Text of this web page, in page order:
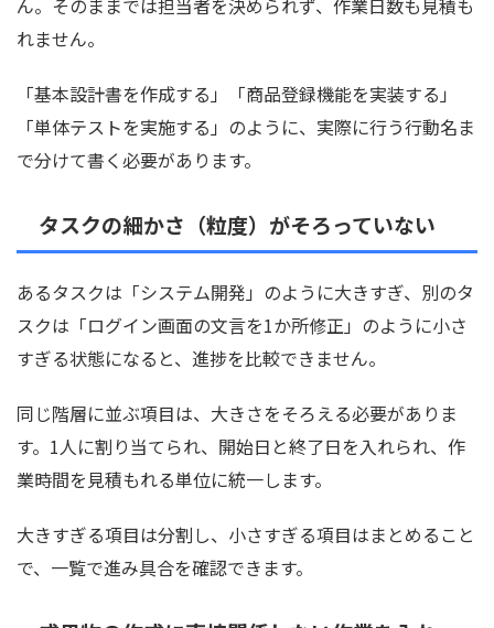
ん。そのままでは担当者を決められず、作業日数も見積も
れません。
「基本設計書を作成する」「商品登録機能を実装する」
「単体テストを実施する」のように、実際に行う行動名ま
で分けて書く必要があります。
タスクの細かさ（粒度）がそろっていない
あるタスクは「システム開発」のように大きすぎ、別のタ
スクは「ログイン画面の文言を1か所修正」のように小さ
すぎる状態になると、進捗を比較できません。
同じ階層に並ぶ項目は、大きさをそろえる必要がありま
す。1人に割り当てられ、開始日と終了日を入れられ、作
業時間を見積もれる単位に統一します。
大きすぎる項目は分割し、小さすぎる項目はまとめること
で、一覧で進み具合を確認できます。